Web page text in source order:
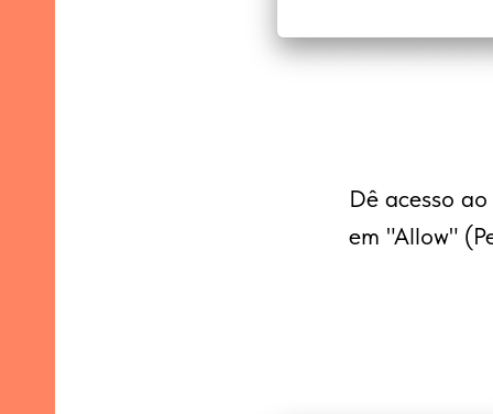
Dê acesso
em "Allow"